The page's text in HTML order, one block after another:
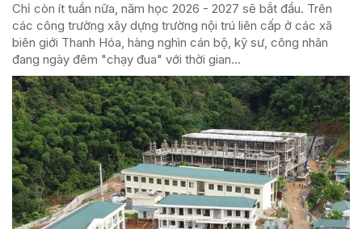
Chỉ còn ít tuần nữa, năm học 2026 - 2027 sẽ bắt đầu. Trên
các công trường xây dựng trường nội trú liên cấp ở các xã
biên giới Thanh Hóa, hàng nghìn cán bộ, kỹ sư, công nhân
đang ngày đêm "chạy đua" với thời gian...